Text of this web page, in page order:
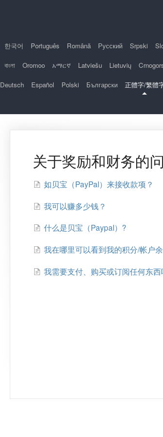
한국어 Português Română Русский Srpski
বাংলা Oromoo አማርኛ Latviešu Lietuvių
Deutsch Español Polski Български 正體字/繁體
关于奖励和财务的
如贝宝（PayPal）来接收款项？
我可以赚多少钱？
什么是贝宝（Paypal）?
我在哪里可以看到我的积分/帐户
我需要支付、购买或订阅任何东西